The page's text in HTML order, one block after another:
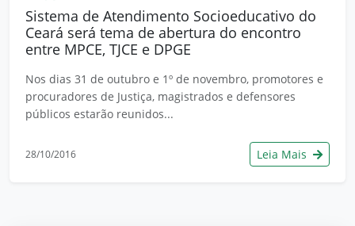
Sistema de Atendimento Socioeducativo do
Ceará será tema de abertura do encontro
entre MPCE, TJCE e DPGE
Nos dias 31 de outubro e 1º de novembro, promotores e
procuradores de Justiça, magistrados e defensores
públicos estarão reunidos...
28/10/2016 Leia Mais